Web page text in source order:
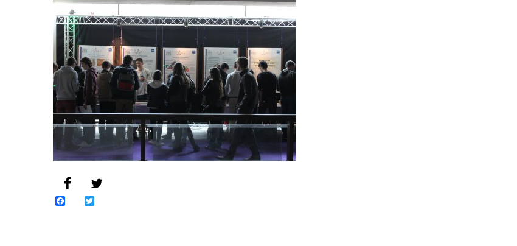
Facebook